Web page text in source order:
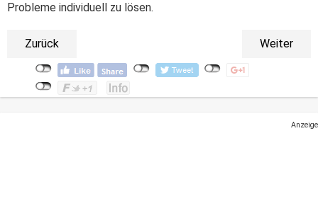
Probleme individuell zu lösen.
Zurück Weiter
Anzeige